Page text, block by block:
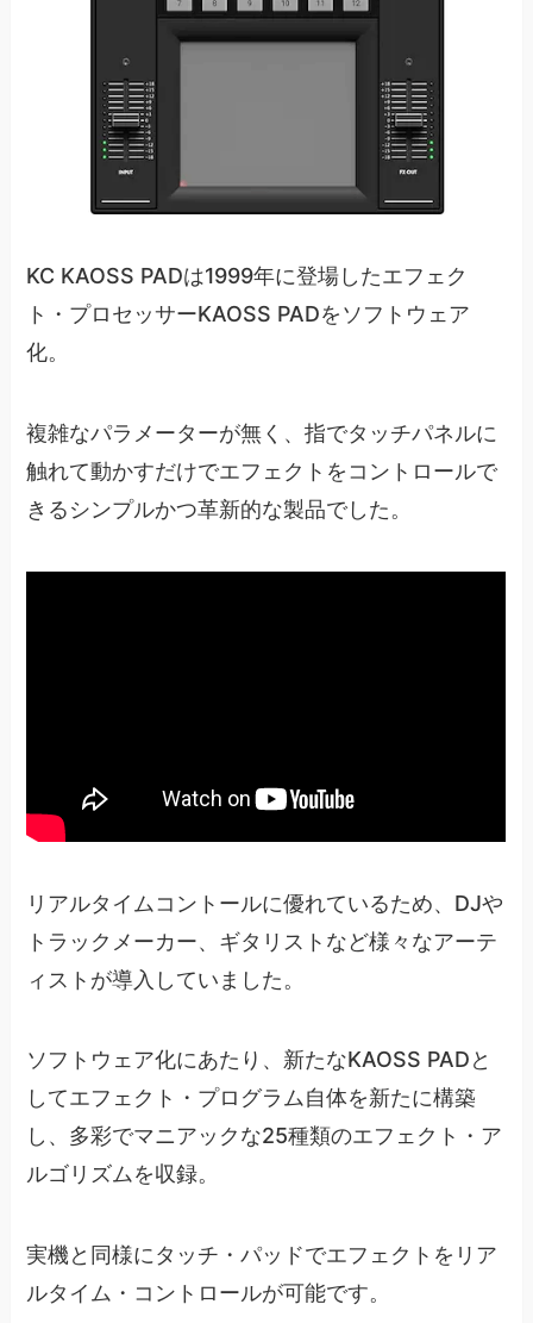
KC KAOSS PADは1999年に登場したエフェク
ト・プロセッサーKAOSS PADをソフトウェア
化。
複雑なパラメーターが無く、指でタッチパネルに
触れて動かすだけでエフェクトをコントロールで
きるシンプルかつ革新的な製品でした。
リアルタイムコントールに優れているため、DJや
トラックメーカー、ギタリストなど様々なアーテ
ィストが導入していました。
ソフトウェア化にあたり、新たなKAOSS PADと
してエフェクト・プログラム自体を新たに構築
し、多彩でマニアックな25種類のエフェクト・ア
ルゴリズムを収録。
実機と同様にタッチ・パッドでエフェクトをリア
ルタイム・コントロールが可能です。